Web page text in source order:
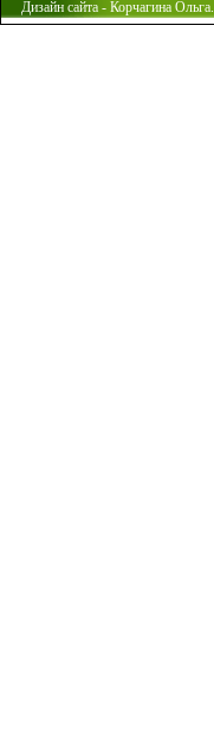
Дизайн сайта - Корчагина Ольга.